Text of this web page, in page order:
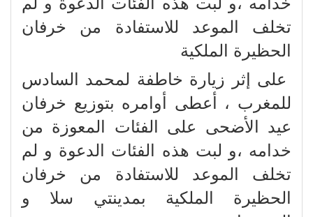
تخلف الموعد للاستفادة من خرفان
الحظيرة الملكية
على إثر زيارة خاطفة لمحمد السادس
للمغرب ، أعطى أوامره بتوزيع خرفان
عيد الأضحى على الفئات المعوزة من
خدامه ،و لبت هذه الفئات الدعوة و لم
تخلف الموعد للاستفادة من خرفان
الحظيرة الملكية بمدينتي سلا و